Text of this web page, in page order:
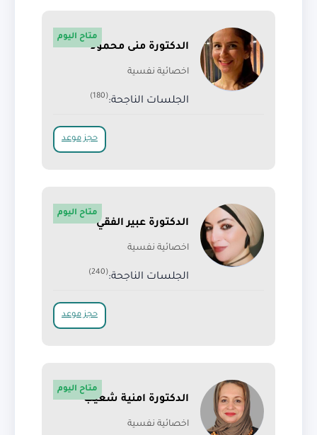
الدكتورة منى محمود
اخصائية نفسية
الجلسات الناجحة:(180)
متاح اليوم
حجز موعد
الدكتورة عبير الفقي
اخصائية نفسية
الجلسات الناجحة:(240)
متاح اليوم
حجز موعد
الدكتورة امنية شعيب
اخصائية نفسية
متاح اليوم